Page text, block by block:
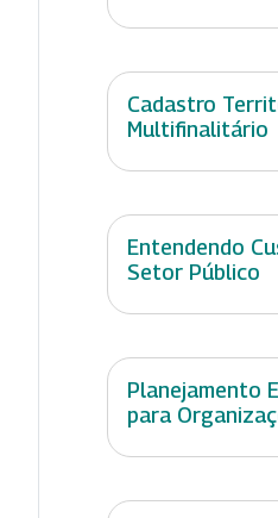
Cadastro
Multifinalitário
Entendendo
Setor Público
Planejamento
para